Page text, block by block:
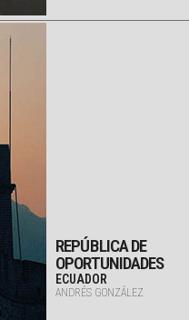
REPÚBLICA DE
OPORTUNIDADES
ECUADOR
ANDRÉS GONZÁLEZ